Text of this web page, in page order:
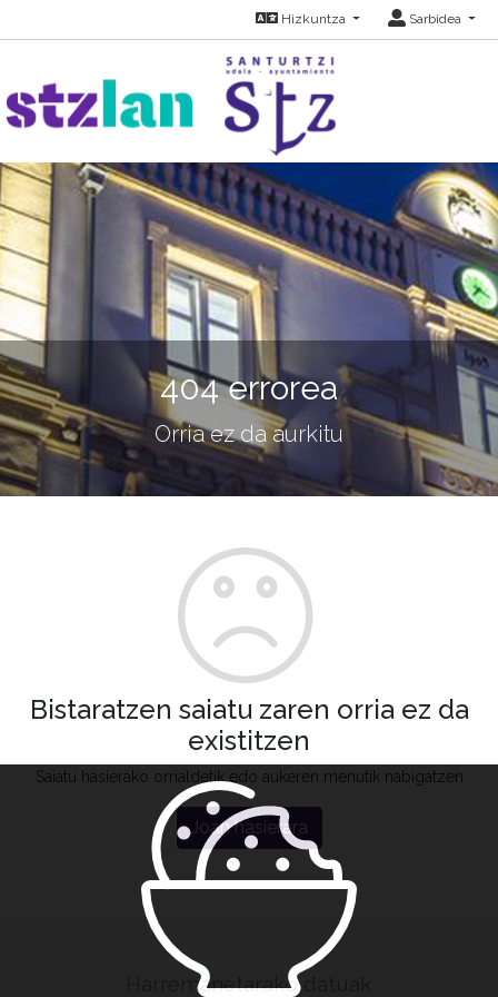
Hizkuntza Sarbidea
404 errorea
Orria ez da aurkitu
Bistaratzen saiatu zaren orria ez da
existitzen
Saiatu hasierako orrialdetik edo aukeren menutik nabigatzen
Joan hasierara
Harremanetarako datuak